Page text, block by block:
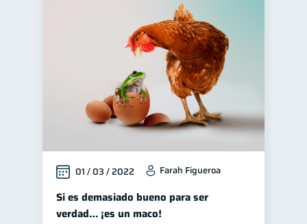
01 / 03 / 2022 Farah Figueroa
Si es demasiado bueno para ser
verdad… ¡es un maco!